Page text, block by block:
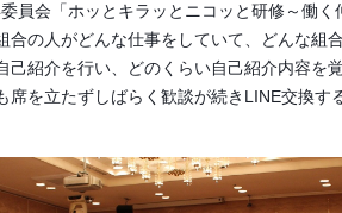
員会「ホッとキラッとニコッと研修～働く
の人がどんな仕事をしていて、どんな組
紹介を行い、どのくらい自己紹介内容を
を立たずしばらく歓談が続きLINE交換